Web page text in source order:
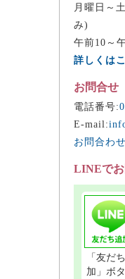
月曜日～
み)
午前10～
詳しくは
お問合せ
電話番号:
E-mail:
お問合わ
LINEで
「友だ
加」ボ